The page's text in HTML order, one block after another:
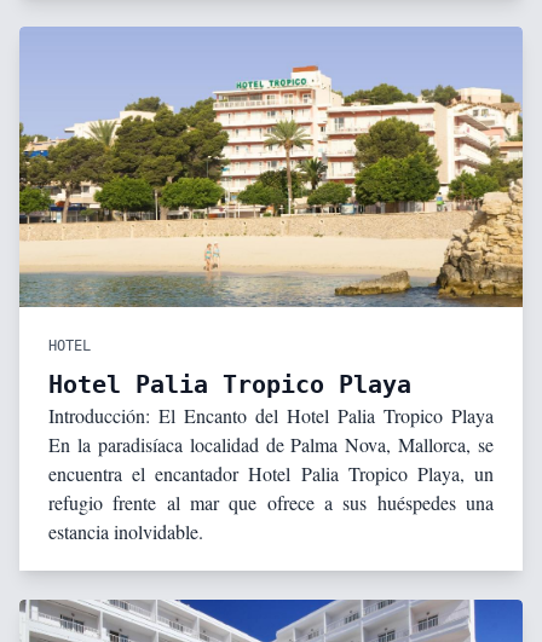
HOTEL
Hotel Palia Tropico Playa
Introducción: El Encanto del Hotel Palia Tropico Playa
En la paradisíaca localidad de Palma Nova, Mallorca, se
encuentra el encantador Hotel Palia Tropico Playa, un
refugio frente al mar que ofrece a sus huéspedes una
estancia inolvidable.